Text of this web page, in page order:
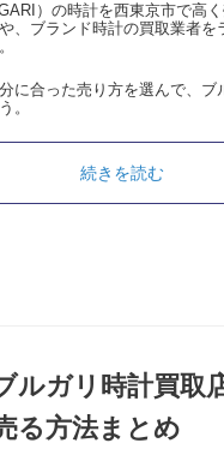
）の時計を西東京市で高
、ブランド時計の買取業者を
に合った売り方を選んで、ブ
。
続きを読む
ルガリ時計買取
る方法まとめ